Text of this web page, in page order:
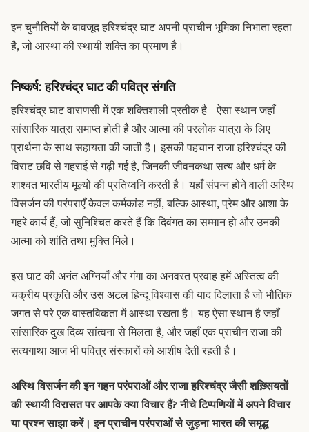
इन चुनौतियों के बावजूद हरिश्चंद्र घाट अपनी प्राचीन भूमिका निभाता रहता
है, जो आस्था की स्थायी शक्ति का प्रमाण है।
निष्कर्ष: हरिश्चंद्र घाट की पवित्र संगति
हरिश्चंद्र घाट वाराणसी में एक शक्तिशाली प्रतीक है—ऐसा स्थान जहाँ
सांसारिक यात्रा समाप्त होती है और आत्मा की परलोक यात्रा के लिए
प्रार्थना के साथ सहायता की जाती है। इसकी पहचान राजा हरिश्चंद्र की
विराट छवि से गहराई से गढ़ी गई है, जिनकी जीवनकथा सत्य और धर्म के
शाश्वत भारतीय मूल्यों की प्रतिध्वनि करती है। यहाँ संपन्न होने वाली अस्थि
विसर्जन की परंपराएँ केवल कर्मकांड नहीं, बल्कि आस्था, प्रेम और आशा के
गहरे कार्य हैं, जो सुनिश्चित करते हैं कि दिवंगत का सम्मान हो और उनकी
आत्मा को शांति तथा मुक्ति मिले।
इस घाट की अनंत अग्नियाँ और गंगा का अनवरत प्रवाह हमें अस्तित्व की
चक्रीय प्रकृति और उस अटल हिन्दू विश्वास की याद दिलाता है जो भौतिक
जगत से परे एक वास्तविकता में आस्था रखता है। यह ऐसा स्थान है जहाँ
सांसारिक दुख दिव्य सांत्वना से मिलता है, और जहाँ एक प्राचीन राजा की
सत्यगाथा आज भी पवित्र संस्कारों को आशीष देती रहती है।
अस्थि विसर्जन की इन गहन परंपराओं और राजा हरिश्चंद्र जैसी शख़्सियतों
की स्थायी विरासत पर आपके क्या विचार हैं? नीचे टिप्पणियों में अपने विचार
या प्रश्न साझा करें। इन प्राचीन परंपराओं से जुड़ना भारत की समृद्ध